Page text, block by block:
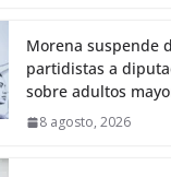
Morena suspende
partidistas a
sobre adultos
8 agosto, 2026